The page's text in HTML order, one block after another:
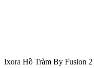
Ixora Hồ Tràm By Fusion 2